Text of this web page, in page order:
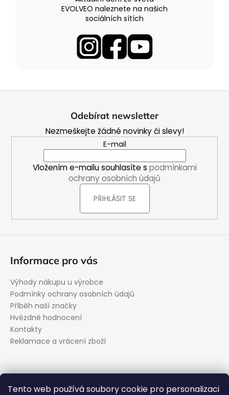
Tento web používá soubory cookie pro personalizaci
EVOLVEO naleznete na našich
sociálních sítích
Odebírat newsletter
Nezmeškejte žádné novinky či slevy!
E-mail
Vložením e-mailu souhlasíte s podmínkami
ochrany osobních údajů
PŘIHLÁSIT SE
Informace pro vás
Výhody nákupu u výrobce
Podmínky ochrany osobních údajů
Příběh naší značky
Hvězdné hodnocení
Kontakty
Reklamace a vrácení zboží